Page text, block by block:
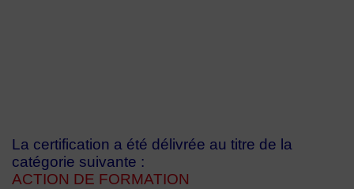
La certification a été délivrée au titre de la
catégorie suivante :
ACTION DE FORMATION